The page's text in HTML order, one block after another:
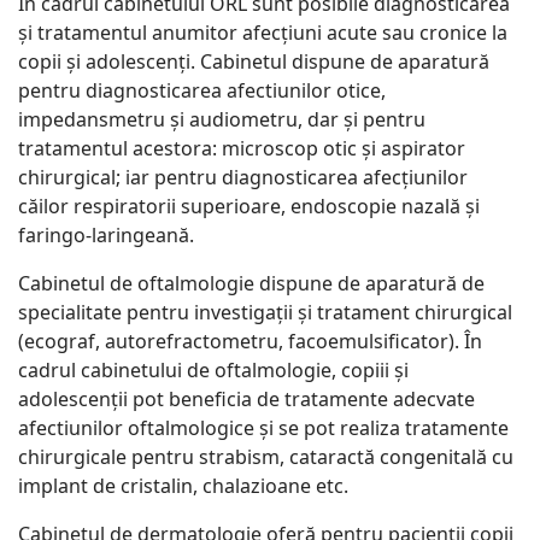
și tratamentul anumitor afecțiuni acute sau cronice la
copii și adolescenți. Cabinetul dispune de aparatură
pentru diagnosticarea afectiunilor otice,
impedansmetru și audiometru, dar și pentru
tratamentul acestora: microscop otic și aspirator
chirurgical; iar pentru diagnosticarea afecțiunilor
căilor respiratorii superioare, endoscopie nazală și
faringo-laringeană.
Cabinetul de oftalmologie dispune de aparatură de
specialitate pentru investigații și tratament chirurgical
(ecograf, autorefractometru, facoemulsificator). În
cadrul cabinetului de oftalmologie, copiii și
adolescenții pot beneficia de tratamente adecvate
afectiunilor oftalmologice și se pot realiza tratamente
chirurgicale pentru strabism, cataractă congenitală cu
implant de cristalin, chalazioane etc.
Cabinetul de dermatologie oferă pentru pacienții copii